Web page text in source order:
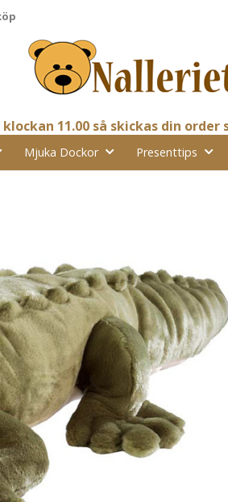
11.00 så skickas din
Mjuka Dockor Presenttips